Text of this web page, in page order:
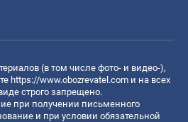
(в том числе фото- и видео-),
https://www.obozrevatel.com и на всех
строго запрещено.
при получении письменного
и при условии обязательной